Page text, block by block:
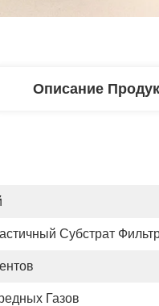
Описание
Субстрат
Газов